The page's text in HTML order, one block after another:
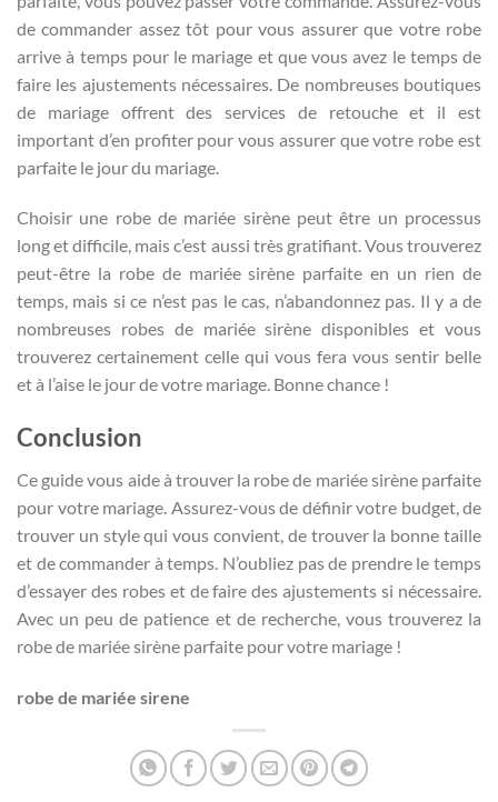
de commander assez tôt pour vous assurer que votre robe
arrive à temps pour le mariage et que vous avez le temps de
faire les ajustements nécessaires. De nombreuses boutiques
de mariage offrent des services de retouche et il est
important d’en profiter pour vous assurer que votre robe est
parfaite le jour du mariage.
Choisir une robe de mariée sirène peut être un processus
long et difficile, mais c’est aussi très gratifiant. Vous trouverez
peut-être la robe de mariée sirène parfaite en un rien de
temps, mais si ce n’est pas le cas, n’abandonnez pas. Il y a de
nombreuses robes de mariée sirène disponibles et vous
trouverez certainement celle qui vous fera vous sentir belle
et à l’aise le jour de votre mariage. Bonne chance !
Conclusion
Ce guide vous aide à trouver la robe de mariée sirène parfaite
pour votre mariage. Assurez-vous de définir votre budget, de
trouver un style qui vous convient, de trouver la bonne taille
et de commander à temps. N’oubliez pas de prendre le temps
d’essayer des robes et de faire des ajustements si nécessaire.
Avec un peu de patience et de recherche, vous trouverez la
robe de mariée sirène parfaite pour votre mariage !
robe de mariée sirene